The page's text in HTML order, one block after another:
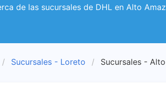
de las sucursales de DHL en Alto
Sucursales - Loreto Sucursales -